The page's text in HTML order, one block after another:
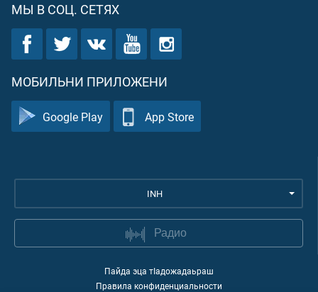
МЫ В СОЦ. СЕТЯХ
МОБИЛЬНИ ПРИЛОЖЕНИ
Google Play App Store
INH
Радио
Пайда эца тIадожадаьраш
Правила конфиденциальности